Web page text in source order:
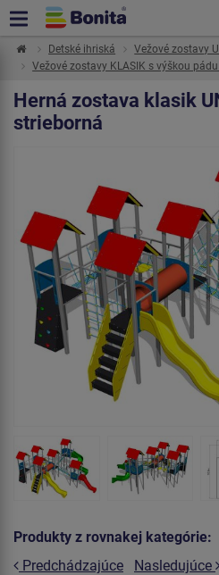
Detské ihriská
Vežové zostavy
Vežové zostavy KLASIK s výškou
Herná zostava klasik
strieborná
Produkty z rovnakej kategórie:
Predchádzajúce
Nasledujúce